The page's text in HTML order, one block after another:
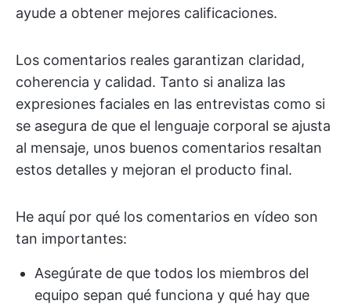
ayude a obtener mejores calificaciones.
Los comentarios reales garantizan claridad,
coherencia y calidad. Tanto si analiza las
expresiones faciales en las entrevistas como si
se asegura de que el lenguaje corporal se ajusta
al mensaje, unos buenos comentarios resaltan
estos detalles y mejoran el producto final.
He aquí por qué los comentarios en vídeo son
tan importantes:
Asegúrate de que todos los miembros del
equipo sepan qué funciona y qué hay que